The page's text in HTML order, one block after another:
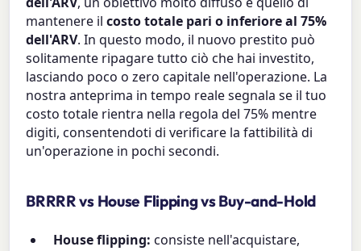
mantenere ilcosto totale pari o inferiore al 75%
dell'ARV. In questo modo, il nuovo prestito può
solitamente ripagare tutto ciò che hai investito,
lasciando poco o zero capitale nell'operazione. La
nostra anteprima in tempo reale segnala se il tuo
costo totale rientra nella regola del 75% mentre
digiti, consentendoti di verificare la fattibilità di
un'operazione in pochi secondi.
BRRRR vs House Flipping vs Buy-and-Hold
House flipping: consiste nell'acquistare,